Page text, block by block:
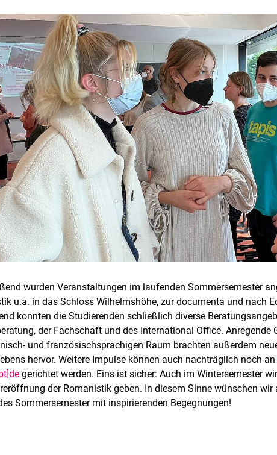
wurden Veranstaltungen im laufenden Sommersemester
u.a. in das Schloss Wilhelmshöhe, zur documenta und nach
konnten die Studierenden schließlich diverse
der Fachschaft und des International Office. Anregende
und französischsprachigen Raum brachten außerdem
hervor. Weitere Impulse können auch nachträglich noch an
gerichtet werden. Eins ist sicher: Auch im Wintersemester
der Romanistik geben. In diesem Sinne wünschen
Sommersemester mit inspirierenden Begegnungen!